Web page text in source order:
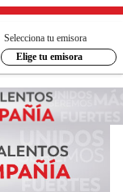
Selecciona tu emisora
Elige tu emisora